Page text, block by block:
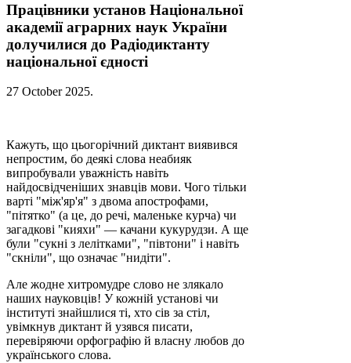
Працівники установ Національної
академії аграрних наук України
долучилися до Радіодиктанту
національної єдності
27 October 2025.
Кажуть, що цьогорічний диктант виявився
непростим, бо деякі слова неабияк
випробували уважність навіть
найдосвідченіших знавців мови. Чого тільки
варті "між'яр'я" з двома апострофами,
"пітятко" (а це, до речі, маленьке курча) чи
загадкові "кияхи" — качани кукурудзи. А ще
були "сукні з лелітками", "півтони" і навіть
"скніли", що означає "нидіти".
Але жодне хитромудре слово не злякало
наших науковців! У кожній установі чи
інституті знайшлися ті, хто сів за стіл,
увімкнув диктант й узявся писати,
перевіряючи орфографію й власну любов до
українського слова.